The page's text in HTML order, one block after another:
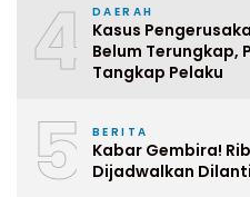
4 DAERAH
Kasus
Belum Terungkap,
Tangkap Pelaku
5 BERITA
Kabar Gembira!
Dijadwalkan